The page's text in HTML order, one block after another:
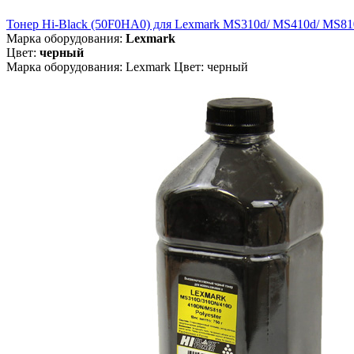
Тонер Hi-Black (50F0HA0) для Lexmark MS310d/ MS410d/
Марка оборудования: Lexmark
Цвет: черный
Марка оборудования: Lexmark Цвет: черный